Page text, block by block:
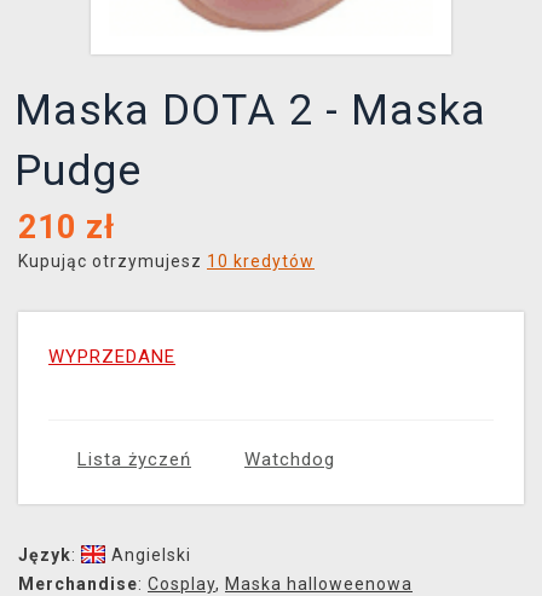
Maska DOTA 2 - Maska
Pudge
210 zł
Kupując otrzymujesz 10 kredytów
WYPRZEDANE
Lista życzeń Watchdog
Język:
Angielski
Merchandise: Cosplay, Maska halloweenowa